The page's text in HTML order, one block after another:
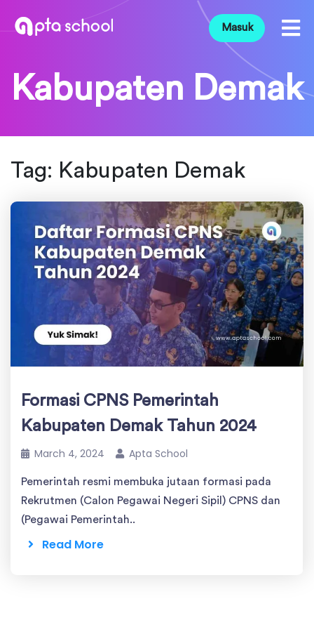
Masuk
Kabupaten Demak
Tag: Kabupaten Demak
Formasi CPNS Pemerintah
Kabupaten Demak Tahun 2024
March 4, 2024 Apta School
Pemerintah resmi membuka jutaan formasi pada
Rekrutmen (Calon Pegawai Negeri Sipil) CPNS dan
(Pegawai Pemerintah..
Read More